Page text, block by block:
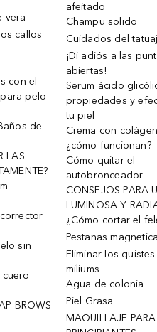
vera
callos
con el
pelo
de
LAS
sin
cuero
BROWS
afeitado
Champu solido
Cuidados del
¡Di adiós a las
abiertas!
Serum ácido
propiedades y
tu piel
Crema con
¿cómo funcionan?
Cómo quitar el
autobronceador
CONSEJOS PARA
LUMINOSA Y
¿Cómo cortar el
Pestanas
Eliminar los
miliums
Agua de colonia
Piel Grasa
MAQUILLAJE PARA